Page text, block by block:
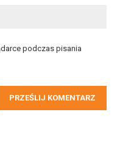
podczas pisania
PRZEŚLIJ KOMENTARZ